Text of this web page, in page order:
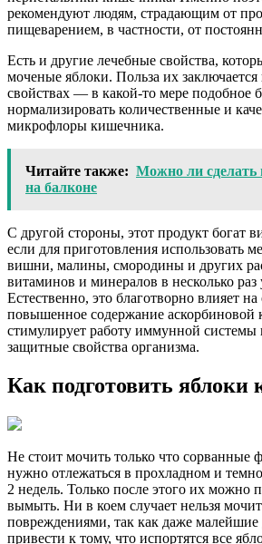
рекомендуют людям, страдающим от
пищеварением, в частности, от
Есть и другие лечебные свойства,
моченые яблоки. Польза их
свойствах — в какой-то мере подобное
нормализировать количественные и
микрофлоры кишечника.
Читайте также: Можно ли сделать
на балконе
С другой стороны, этот продукт богат
если для приготовления использовать
вишни, малины, смородины и других
витаминов и минералов в несколько раз
Естественно, это благотворно влияет
повышенное содержание аскорбиновой
стимулирует работу иммунной системы
защитные свойства организма.
Как подготовить яблоки
Не стоит мочить только что
нужно отлежаться в прохладном и
2 недель. Только после этого их можно
вымыть. Ни в коем случает нельзя
повреждениями, так как даже
привести к тому, что испортятся все